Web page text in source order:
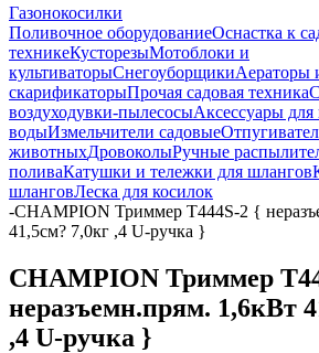
Газонокосилки
Поливочное оборудованиеОснастка к
техникеКусторезыМотоблоки и
культиваторыСнегоуборщикиАераторы
скарификаторыПрочая садовая техника
воздуходувки-пылесосыАксессуары для
водыИзмельчители садовые
животныхДровоколыРучные
поливаКатушки и тележки для шлангов
шланговЛеска для косилок
-CHAMPION Триммер T444S-2 {
41,5см? 7,0кг ,4 U-ручка }
CHAMPION Триммер
неразъемн.прям. 1,6кВт
,4 U-ручка }